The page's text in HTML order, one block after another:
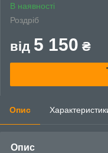
В наявності
Роздріб
від 5 150 ₴
Опис
Опис